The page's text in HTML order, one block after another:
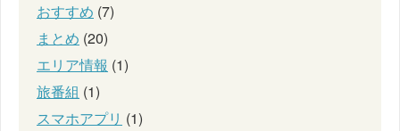
おすすめ (7)
まとめ (20)
エリア情報 (1)
旅番組 (1)
スマホアプリ (1)